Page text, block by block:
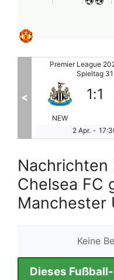
Premier League
Spieltag 31
BOU
1:0
2 Apr. -
<
Nachrichten
Chelsea FC
Manchester
Keine
Dieses